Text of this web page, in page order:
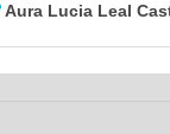
Aura Lucia Leal